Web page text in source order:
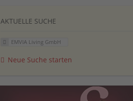
AKTUELLE SUCHE
EMVIA Living GmbH
Neue Suche starten